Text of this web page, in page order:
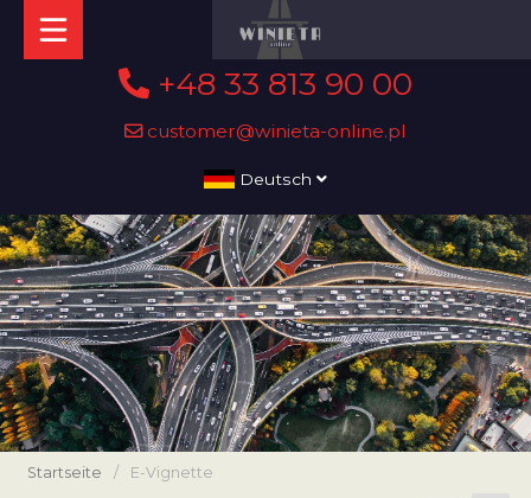
+48 33 813 90 00
customer@winieta-online.pl
Deutsch
Startseite / E-Vignette